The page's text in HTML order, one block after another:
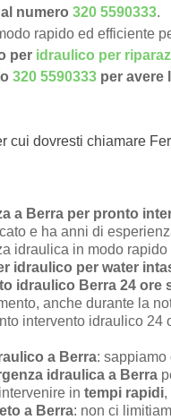
numero 320 5590333.
rapido ed efficiente
per idraulico per
320 5590333 per avere
cui dovresti chiamare
a Berra per pronto
e ha anni di
idraulica in modo rapido
idraulico per water
idraulico Berra 24 ore
anche durante la
intervento idraulico 24
a Berra: sappiamo
idraulica a Berra
in tempi rapidi,
a Berra: non ci